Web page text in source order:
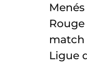
match
Ligue